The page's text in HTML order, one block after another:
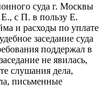
суда г. Москвы
Е., с П. в пользу Е.
и расходы по уплате
заседание суда
поддержал в
не явилась,
слушания дела,
письменные